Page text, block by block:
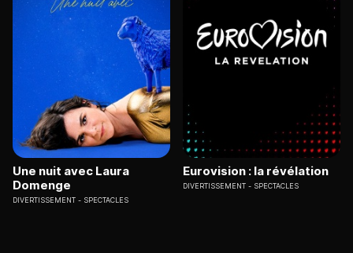
Une nuit avec Laura
Domenge
DIVERTISSEMENT SPECTACLES
Eurovision : la révélation
DIVERTISSEMENT SPECTACLES